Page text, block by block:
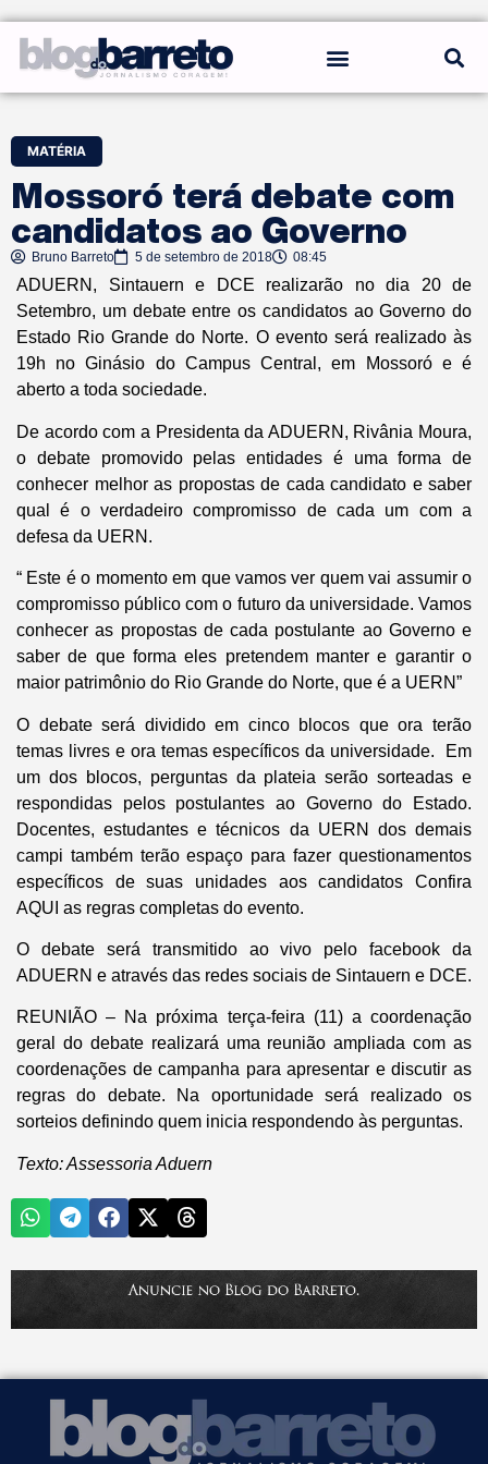
MATÉRIA
Mossoró terá debate com
candidatos ao Governo
Bruno Barreto 5 de setembro de 2018 08:45
ADUERN, Sintauern e DCE realizarão no dia 20 de
Setembro, um debate entre os candidatos ao Governo do
Estado Rio Grande do Norte. O evento será realizado às
19h no Ginásio do Campus Central, em Mossoró e é
aberto a toda sociedade.
De acordo com a Presidenta da ADUERN, Rivânia Moura,
o debate promovido pelas entidades é uma forma de
conhecer melhor as propostas de cada candidato e saber
qual é o verdadeiro compromisso de cada um com a
defesa da UERN.
“ Este é o momento em que vamos ver quem vai assumir o
compromisso público com o futuro da universidade. Vamos
conhecer as propostas de cada postulante ao Governo e
saber de que forma eles pretendem manter e garantir o
maior patrimônio do Rio Grande do Norte, que é a UERN”
O debate será dividido em cinco blocos que ora terão
temas livres e ora temas específicos da universidade. Em
um dos blocos, perguntas da plateia serão sorteadas e
respondidas pelos postulantes ao Governo do Estado.
Docentes, estudantes e técnicos da UERN dos demais
campi também terão espaço para fazer questionamentos
específicos de suas unidades aos candidatos Confira
AQUI as regras completas do evento.
O debate será transmitido ao vivo pelo facebook da
ADUERN e através das redes sociais de Sintauern e DCE.
REUNIÃO – Na próxima terça-feira (11) a coordenação
geral do debate realizará uma reunião ampliada com as
coordenações de campanha para apresentar e discutir as
regras do debate. Na oportunidade será realizado os
sorteios definindo quem inicia respondendo às perguntas.
Texto: Assessoria Aduern